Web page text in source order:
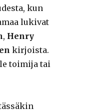
kun
lukivat
, Henry
kirjoista.
toimija tai